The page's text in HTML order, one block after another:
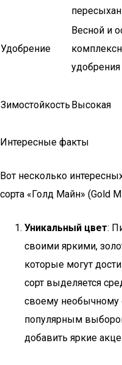
Удобрение
Весной и
удобрения
Зимостойкость Высокая
Интересные факты
Вот несколько
сорта «Голд Майн» (Gold
Уникальный цвет:
своими яркими,
которые могут
сорт выделяется
своему необычному
популярным
добавить яркие